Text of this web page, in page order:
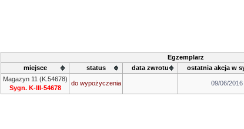
Egzemplarz
miejsce
status data zwrotu ostatnia akcja w
Magazyn 11 (K.54678)
Sygn. K-III-54678
do wypożyczenia 09/06/2016